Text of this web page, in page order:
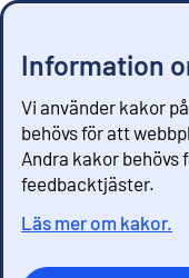
Information
Vi använder kakor
behövs för att
Andra kakor behövs
feedbacktjäster.
Läs mer om kakor.